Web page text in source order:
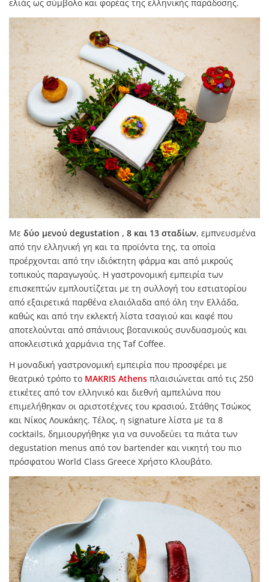
ελιάς ως σύμβολο και φορέας της ελληνικής παράδοσης.
Με δύο μενού degustation , 8 και 13 σταδίων, εμπνευσμένα
από την ελληνική γη και τα προϊόντα της, τα οποία
προέρχονται από την ιδιόκτητη φάρμα και από μικρούς
τοπικούς παραγωγούς. Η γαστρονομική εμπειρία των
επισκεπτών εμπλουτίζεται με τη συλλογή του εστιατορίου
από εξαιρετικά παρθένα ελαιόλαδα από όλη την Ελλάδα,
καθώς και από την εκλεκτή λίστα τσαγιού και καφέ που
αποτελούνται από σπάνιους βοτανικούς συνδυασμούς και
αποκλειστικά χαρμάνια της Taf Coffee.
Η μοναδική γαστρονομική εμπειρία που προσφέρει με
θεατρικό τρόπο το MAKRIS Athens πλαισιώνεται από τις 250
ετικέτες από τον ελληνικό και διεθνή αμπελώνα που
επιμελήθηκαν οι αριστοτέχνες του κρασιού, Στάθης Τσώκος
και Νίκος Λουκάκης. Τέλος, η signature λίστα με τα 8
cocktails, δημιουργήθηκε για να συνοδεύει τα πιάτα των
degustation menus από τον bartender και νικητή του πιο
πρόσφατου World Class Greece Χρήστο Κλουβάτο.